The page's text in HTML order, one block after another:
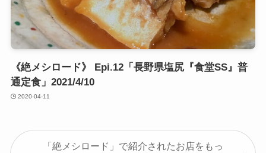
《絶メシロード》 Epi.12「長野県塩尻『食堂SS』普
通定食」2021/4/10
2020-04-11
「絶メシロード」で紹介されたお店をもっ